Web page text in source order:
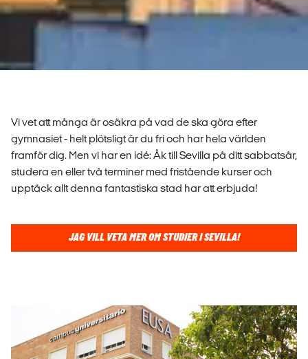
Vi vet att många är osäkra på vad de ska göra efter
gymnasiet - helt plötsligt är du fri och har hela världen
framför dig. Men vi har en idé: Åk till Sevilla på ditt sabbatsår,
studera en eller två terminer med fristående kurser och
upptäck allt denna fantastiska stad har att erbjuda!
JAG VILL VETA MER OM STUDIER I SEVILLA!